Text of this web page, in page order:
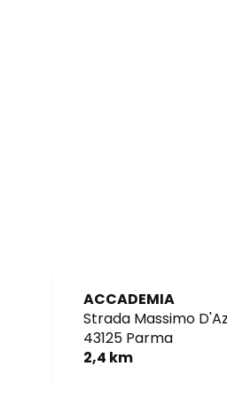
ACCADEMIA
Strada Massimo
43125 Parma
2,4 km